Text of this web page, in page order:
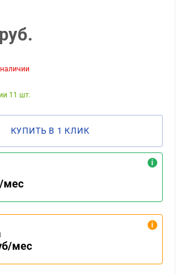
руб.
наличии
11
КУПИТЬ В 1 КЛИК
мес
мес